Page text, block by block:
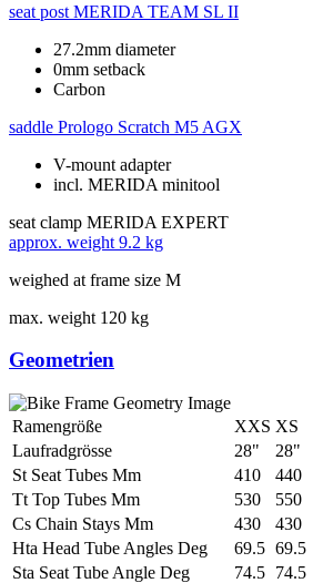
seat post MERIDA TEAM SL II
27.2mm diameter
0mm setback
Carbon
saddle Prologo Scratch M5 AGX
V-mount adapter
incl. MERIDA minitool
seat clamp MERIDA EXPERT
approx. weight 9.2 kg
weighed at frame size M
max. weight 120 kg
Geometrien
Ramengröße XXS XS
Laufradgrösse
28" 28"
St Seat Tubes Mm
410 440
Tt Top Tubes Mm
530 550
Cs Chain Stays Mm
430 430
Hta Head Tube Angles Deg
69.5 69.5
Sta Seat Tube Angle Deg
74.5 74.5